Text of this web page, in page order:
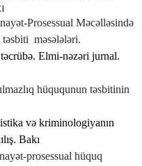
Prosessual Məcəlləsində
məsələləri.
təcrübə. Еlmi-nəzəri jurnal.
hüququnun təsbitinin
və kriminologiyanın
. Bakı
-prosessual hüquq